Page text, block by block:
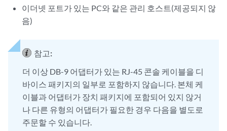
이더넷 포트가 있는 PC와 같은 관리 호스트(제공되지 않
음)
참고:
더 이상 DB-9 어댑터가 있는 RJ-45 콘솔 케이블을 디
바이스 패키지의 일부로 포함하지 않습니다. 본체 케
이블과 어댑터가 장치 패키지에 포함되어 있지 않거
나 다른 유형의 어댑터가 필요한 경우 다음을 별도로
주문할 수 있습니다.